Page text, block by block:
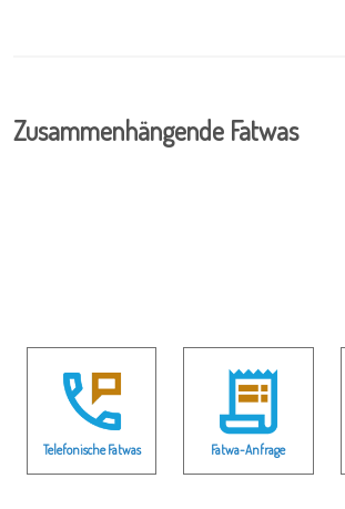
Zusammenhängende Fatwas
Telefonische Fatwas Fatwa-Anfrage